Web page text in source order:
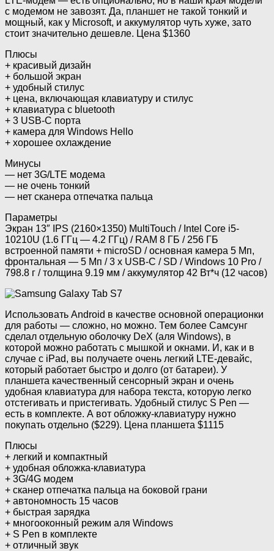
с модемом не завозят. Да, планшет не такой тонкий и
мощный, как у Microsoft, и аккумулятор чуть хуже, зато
стоит значительно дешевле. Цена $1360
Плюсы
+ красивый дизайн
+ большой экран
+ удобный стилус
+ цена, включающая клавиатуру и стилус
+ клавиатура с bluetooth
+ 3 USB-C порта
+ камера для Windows Hello
+ хорошее охлаждение
Минусы
— нет 3G/LTE модема
— не очень тонкий
— нет сканера отпечатка пальца
Параметры
Экран 13″ IPS (2160×1350) MultiTouch / Intel Core i5-
10210U (1.6 ГГц — 4.2 ГГц) / RAM 8 ГБ / 256 ГБ
встроенной памяти + microSD / основная камера 5 Мп,
фронтальная — 5 Мп / 3 х USB-C / SD / Windows 10 Pro /
798.8 г / толщина 9.19 мм / аккумулятор 42 Вт*ч (12 часов)
Использовать Android в качестве основной операционки
для работы — сложно, но можно. Тем более Самсунг
сделал отдельную оболочку DeX (аля Windows), в
которой можно работать с мышкой и окнами. И, как и в
случае с iPad, вы получаете очень легкий LTE-девайс,
который работает быстро и долго (от батареи). У
планшета качественный сенсорный экран и очень
удобная клавиатура для набора текста, которую легко
отстегивать и пристегивать. Удобный стилус S Pen —
есть в комплекте. А вот обложку-клавиатуру нужно
покупать отдельно ($229). Цена планшета $1115
Плюсы
+ легкий и компактный
+ удобная обложка-клавиатура
+ 3G/4G модем
+ сканер отпечатка пальца на боковой грани
+ автономность 15 часов
+ быстрая зарядка
+ многооконный режим аля Windows
+ S Pen в комплекте
+ отличный звук